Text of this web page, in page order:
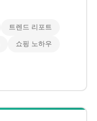
트렌드 리포트
쇼핑 노하우